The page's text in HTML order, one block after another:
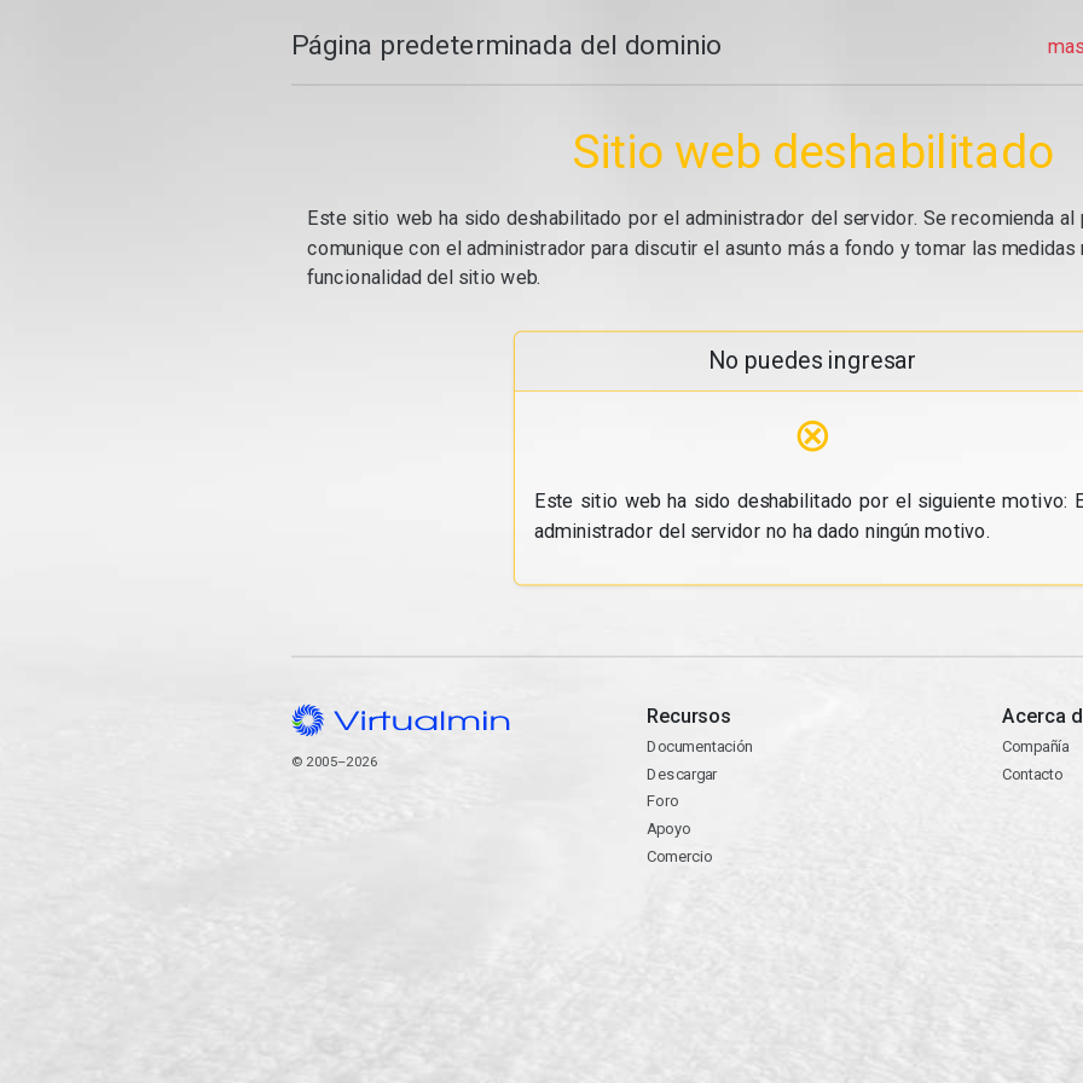
Página predeterminada del dominio
Sitio web deshabilitado
Este sitio web ha sido deshabilitado por el administrador del servidor. Se recomienda
comunique con el administrador para discutir el asunto más a fondo y tomar las medidas
funcionalidad del sitio web.
No puedes ingresar
⊗
Este sitio web ha sido deshabilitado por el siguiente motivo:
administrador del servidor no ha dado ningún motivo.
© 2005–2026
Recursos
Documentación
Descargar
Foro
Apoyo
Comercio
Acerca
Compañía
Contacto